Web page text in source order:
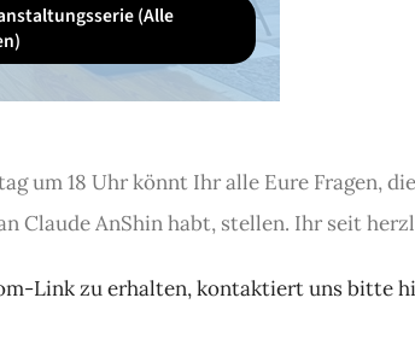
(Alle
um 18 Uhr könnt Ihr alle Eure Fragen,
Claude AnShin habt, stellen. Ihr seit
Link zu erhalten, kontaktiert uns bitte